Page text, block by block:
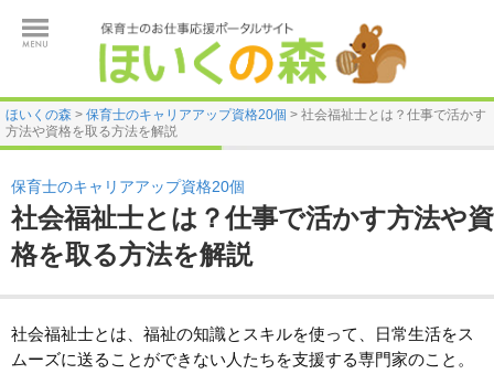
ほいくの森 > 保育士のキャリアアップ資格20個 > 社会福祉士とは？仕事で活かす
方法や資格を取る方法を解説
保育士のキャリアアップ資格20個
社会福祉士とは？仕事で活かす方法や資
格を取る方法を解説
社会福祉士とは、福祉の知識とスキルを使って、日常生活をス
ムーズに送ることができない人たちを支援する専門家のこと。